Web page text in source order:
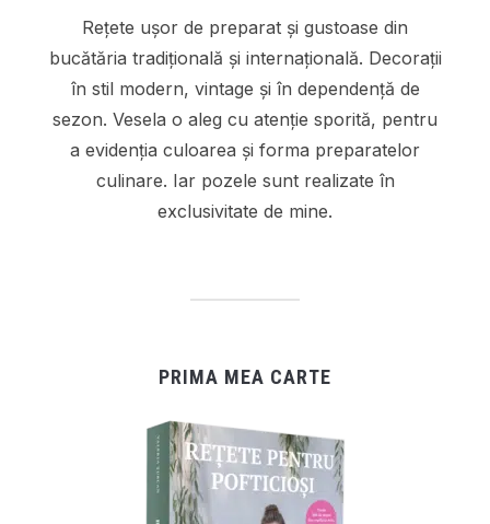
Rețete ușor de preparat și gustoase din
bucătăria tradițională și internațională. Decorații
în stil modern, vintage și în dependență de
sezon. Vesela o aleg cu atenție sporită, pentru
a evidenția culoarea și forma preparatelor
culinare. Iar pozele sunt realizate în
exclusivitate de mine.
PRIMA MEA CARTE